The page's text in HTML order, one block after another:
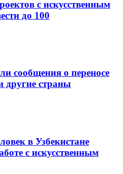
с искусственным
до 100
сообщения о переносе
другие страны
в Узбекистане
с искусственным